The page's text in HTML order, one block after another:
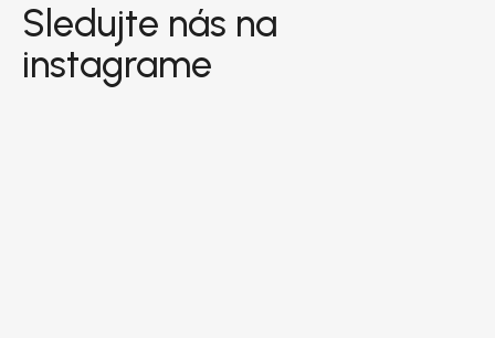
Sledujte nás na
instagrame